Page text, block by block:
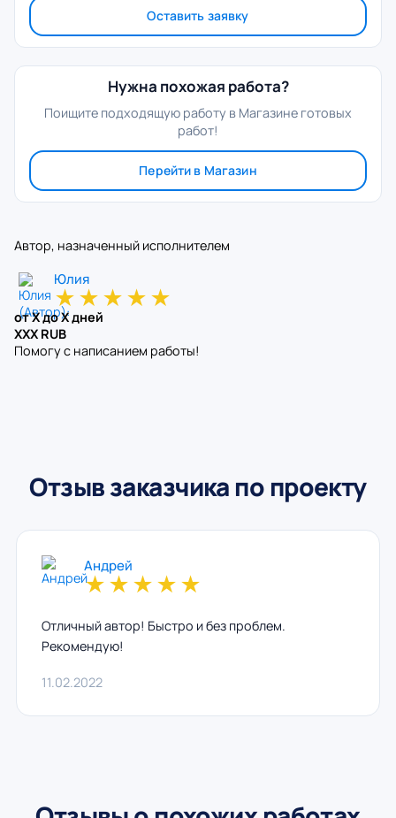
Оставить заявку
Нужна похожая работа?
Поищите подходящую работу в Магазине готовых
работ!
Перейти в Магазин
Автор, назначенный исполнителем
Юлия
★★★★★
от X до X дней
XXX RUB
Помогу с написанием работы!
Отзыв заказчика по проекту
Андрей
★★★★★
Отличный автор! Быстро и без проблем.
Рекомендую!
11.02.2022